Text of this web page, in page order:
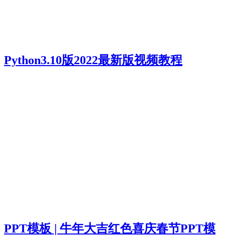
Python3.10版2022最新版视频教程
PPT模板 | 牛年大吉红色喜庆春节PPT模